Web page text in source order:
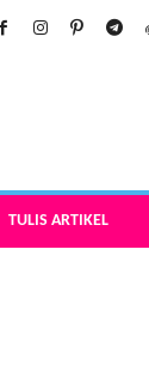
TULIS ARTIKEL